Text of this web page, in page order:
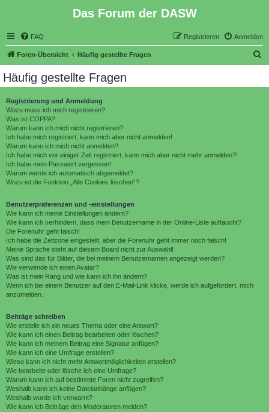
Das Forum der DASW
FAQ Anmelden
Registrieren
Foren-Übersicht Häufig gestellte Fragen
Häufig gestellte Fragen
Registrierung und Anmeldung
Wozu muss ich mich registrieren?
Was ist COPPA?
Warum kann ich mich nicht registrieren?
Ich habe mich registriert, kann mich aber nicht anmelden!
Warum kann ich mich nicht anmelden?
Ich habe mich vor einiger Zeit registriert, kann mich aber nicht mehr anmelden?!
Ich habe mein Passwort vergessen!
Warum werde ich automatisch abgemeldet?
Wozu ist die Funktion „Alle Cookies löschen“?
Benutzerpräferenzen und -einstellungen
Wie kann ich meine Einstellungen ändern?
Wie kann ich verhindern, dass mein Benutzername in der Online-Liste auftaucht?
Die Forenuhr geht falsch!
Ich habe die Zeitzone eingestellt, aber die Forenuhr geht immer noch falsch!
Meine Sprache steht auf diesem Board nicht zur Auswahl!
Was sind das für Bilder, die bei meinem Benutzernamen angezeigt werden?
Wie verwende ich einen Avatar?
Was ist mein Rang und wie kann ich ihn ändern?
Wenn ich bei einem Benutzer auf den E-Mail-Link klicke, werde ich aufgefordert, mich
anzumelden.
Beiträge schreiben
Wie erstelle ich ein neues Thema oder eine Antwort?
Wie kann ich einen Beitrag bearbeiten oder löschen?
Wie kann ich meinem Beitrag eine Signatur anfügen?
Wie kann ich eine Umfrage erstellen?
Wieso kann ich nicht mehr Antwortmöglichkeiten erstellen?
Wie bearbeite oder lösche ich eine Umfrage?
Warum kann ich auf bestimmte Foren nicht zugreifen?
Weshalb kann ich keine Dateianhänge anfügen?
Weshalb wurde ich verwarnt?
Wie kann ich Beiträge den Moderatoren melden?